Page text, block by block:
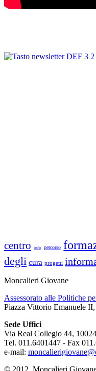
centro info percorso
degli cura progetti
Moncalieri Giovane
Assessorato alle Politiche
Piazza Vittorio Emanuele
Sede Uffici
Via Real Collegio 44,
Tel. 011.6401447 - Fax
e-mail:
© 2012, Moncalieri